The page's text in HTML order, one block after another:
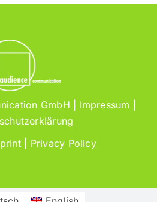
GmbH | Impressum
| Privacy Policy